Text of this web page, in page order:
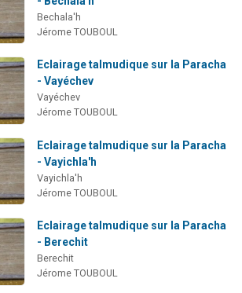
Ariel vient de donner son Maasser
Il reste 49 places pour étudier en groupe sur Zoom
Eva vient de donner son Maasser
Bechala'h
Jérome TOUBOUL
Eclairage talmudique sur la Paracha
- Vayéchev
Vayéchev
Jérome TOUBOUL
Eclairage talmudique sur la Paracha
- Vayichla'h
Vayichla'h
Jérome TOUBOUL
Eclairage talmudique sur la Paracha
- Berechit
Berechit
Jérome TOUBOUL